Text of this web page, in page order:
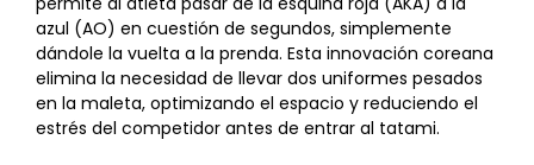
azul (AO) en cuestión de segundos, simplemente
dándole la vuelta a la prenda. Esta innovación coreana
elimina la necesidad de llevar dos uniformes pesados
en la maleta, optimizando el espacio y reduciendo el
estrés del competidor antes de entrar al tatami.